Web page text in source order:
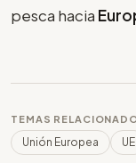
pesca hacia
TEMAS
Unión Europea UE